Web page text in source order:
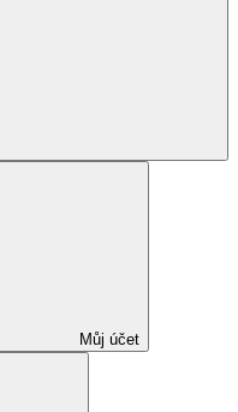
Můj účet